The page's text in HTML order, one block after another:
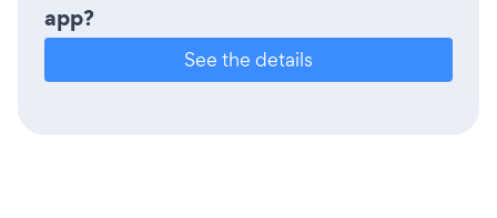
app?
See the details